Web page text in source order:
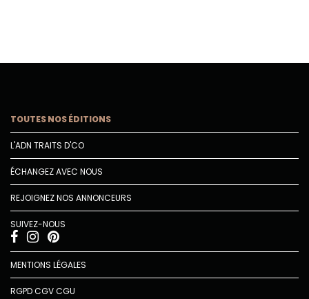
TOUTES NOS ÉDITIONS
L'ADN TRAITS D'CO
ÉCHANGEZ AVEC NOUS
REJOIGNEZ NOS ANNONCEURS
SUIVEZ-NOUS
MENTIONS LÉGALES
RGPDCGVCGU